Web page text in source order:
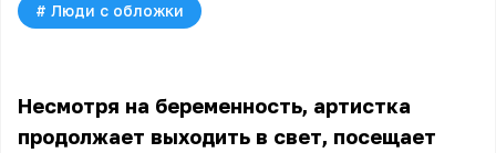
# Люди с обложки
Несмотря на беременность, артистка
продолжает выходить в свет, посещает